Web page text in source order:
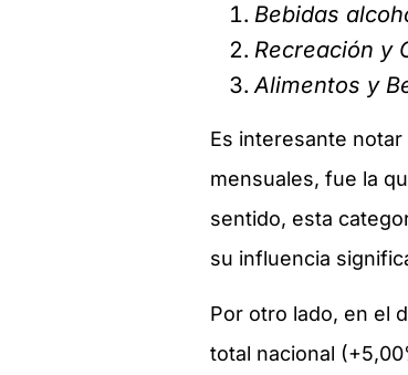
Bebidas
Recreación y
Alimentos y
Es interesante
mensuales, fue la
sentido, esta
su influencia
Por otro lado, en el
total nacional